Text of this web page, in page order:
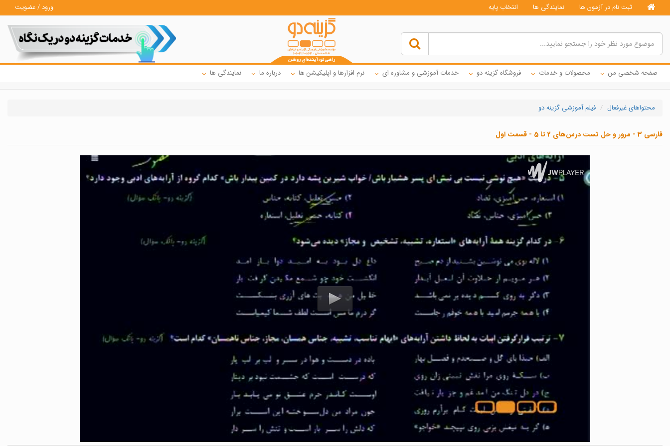
ثبت نام در آزمون ها نمایندگی ها انتخاب پایه ورود / عضویت
صفحه شخصی من محصولات و خدمات فروشگاه گزینه دو خدمات آموزشی و مشاوره ای نرم افزارها و اپلیکیشن ها درباره ما نمایندگی ها
محتواهای غیرفعال فیلم آموزشی گزینه دو
فارسی 3 - مرور و حل تست درس‌های 2 تا 5 - قسمت اول